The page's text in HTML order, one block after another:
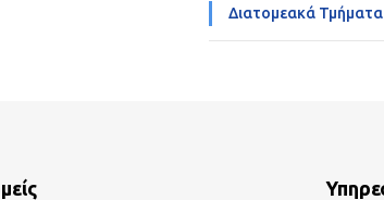
Διατομεακά Τμήματα